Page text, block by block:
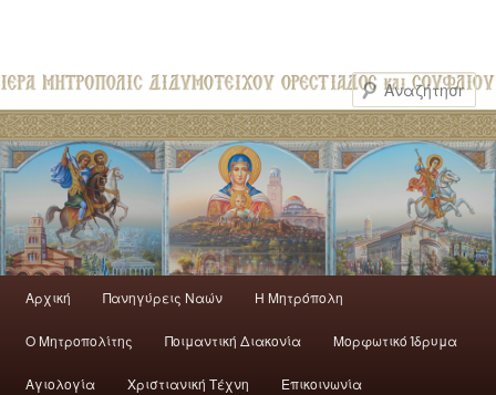
Αρχική Πανηγύρεις Ναών H Mητρόπολη
Ο Mητροπολίτης Ποιμαντική Διακονία Μορφωτικό Ίδρυμα
Αγιολογία Χριστιανική Τέχνη Επικοινωνία